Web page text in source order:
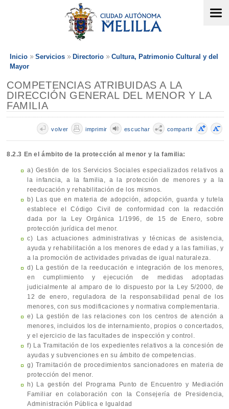
Inicio Servicios Directorio
Cultura, Patrimonio Cultural y del
Mayor
COMPETENCIAS ATRIBUIDAS A LA
DIRECCIÓN GENERAL DEL MENOR Y LA
FAMILIA
compartir
escuchar
imprimir
volver
8.2.3 En el ámbito de la protección al menor y la familia:
a) Gestión de los Servicios Sociales especializados relativos a
la infancia, a la familia, a la protección de menores y a la
reeducación y rehabilitación de los mismos.
b) Las que en materia de adopción, adopción, guarda y tutela
establece el Código Civil de conformidad con la redacción
dada por la Ley Orgánica 1/1996, de 15 de Enero, sobre
protección jurídica del menor.
c) Las actuaciones administrativas y técnicas de asistencia,
ayuda y rehabilitación a los menores de edad y a las familias, y
a la promoción de actividades privadas de igual naturaleza.
d) La gestión de la reeducación e integración de los menores,
en cumplimiento y ejecución de medidas adoptadas
judicialmente al amparo de lo dispuesto por la Ley 5/2000, de
12 de enero, reguladora de la responsabilidad penal de los
menores, con sus modificaciones y normativa complementaria.
e) La gestión de las relaciones con los centros de atención a
menores, incluidos los de internamiento, propios o concertados,
y el ejercicio de las facultades de inspección y control.
f) La Tramitación de los expedientes relativos a la concesión de
ayudas y subvenciones en su ámbito de competencias.
g) Tramitación de procedimientos sancionadores en materia de
protección del menor.
h) La gestión del Programa Punto de Encuentro y Mediación
Familiar en colaboración con la Consejería de Presidencia,
Administración Pública e Igualdad